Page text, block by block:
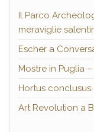
Il Parco
meraviglie
Escher a
Mostre in Puglia
Hortus
Art Revolution a